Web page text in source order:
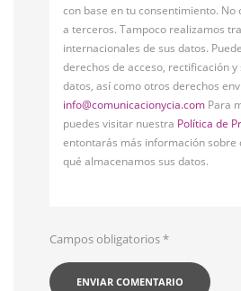
con base en tu consentimiento. No
a terceros. Tampoco realizamos
internacionales de sus datos.
derechos de acceso, rectificación y
datos, así como otros derechos
info@comunicacionycia.com Para
puedes visitar nuestra Política de
entontarás más información sobre
qué almacenamos sus datos.
Campos obligatorios*